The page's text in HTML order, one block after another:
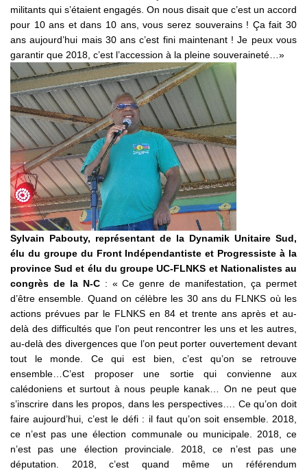
militants qui s’étaient engagés. On nous disait que c’est un accord
pour 10 ans et dans 10 ans, vous serez souverains ! Ça fait 30
ans aujourd’hui mais 30 ans c’est fini maintenant ! Je peux vous
garantir que 2018, c’est l’accession à la pleine souveraineté…»
Sylvain Pabouty, représentant de la Dynamik Unitaire Sud,
élu du groupe du Front Indépendantiste et Progressiste à la
province Sud et élu du groupe UC-FLNKS et Nationalistes au
congrès de la N-C: « Ce genre de manifestation, ça permet
d’être ensemble. Quand on célèbre les 30 ans du FLNKS où les
actions prévues par le FLNKS en 84 et trente ans après et au-
delà des difficultés que l’on peut rencontrer les uns et les autres,
au-delà des divergences que l’on peut porter ouvertement devant
tout le monde. Ce qui est bien, c’est qu’on se retrouve
ensemble…C’est proposer une sortie qui convienne aux
calédoniens et surtout à nous peuple kanak… On ne peut que
s’inscrire dans les propos, dans les perspectives…. Ce qu’on doit
faire aujourd’hui, c’est le défi : il faut qu’on soit ensemble. 2018,
ce n’est pas une élection communale ou municipale. 2018, ce
n’est pas une élection provinciale. 2018, ce n’est pas une
députation. 2018, c’est quand même un référendum